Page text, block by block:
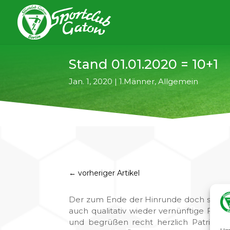
Stand 01.01.2020 = 10+1
Jan. 1, 2020 |1.Männer,Allgemein
←vorheriger Artikel
Der zum Ende der Hinrunde doch sehr
auch qualitativ wieder vernünftige
und begrüßen recht herzlich Patrick